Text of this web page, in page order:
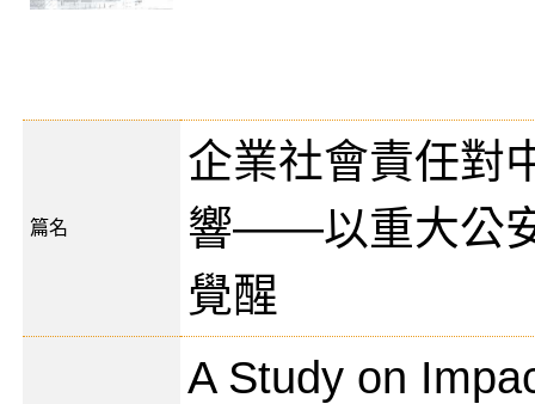
篇名
企業社會責任對
響――以重大公
覺醒
A Study on